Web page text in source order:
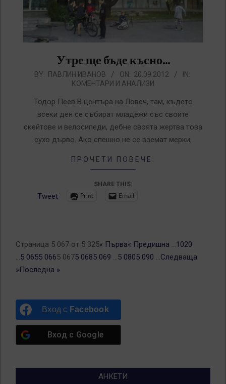
Утре ще бъде късно…
2012-
BY: ПАВЛИН ИВАНОВ ON: 20.09.2012
IN:
КОМЕНТАРИ И АНАЛИЗИ
Тодор Пеев В центъра на Ловеч, там, където
всеки ден се събират младежи със своите
скейтове и велосипеди, дебне своята жертва това
сухо дърво. Ако спешно не се вземат мерки,
ПРОЧЕТИ ПОВЕЧЕ:
SHARE THIS:
Tweet Print Email
Страница 5 067 от 5 325« Първа« Предишна ...1020
...5 0655 0665 0675 0685 069 ...5 0805 090 ...Следваща
»Последна »
Вход с Facebook
Вход с Google
АНКЕТИ